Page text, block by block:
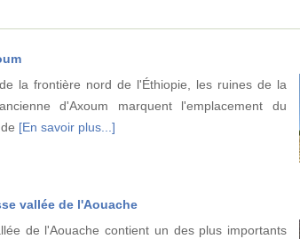
la frontière nord de l'Éthiopie, les ruines de la
d'Axoum marquent l'emplacement du
[En savoir plus...]
vallée de l'Aouache
de l'Aouache contient un des plus importants